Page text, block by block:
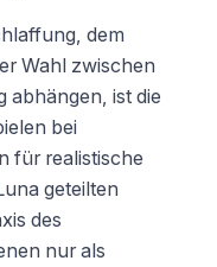
dem
Wahl zwischen
abhängen, ist die
bei
für realistische
geteilten
des
nur als